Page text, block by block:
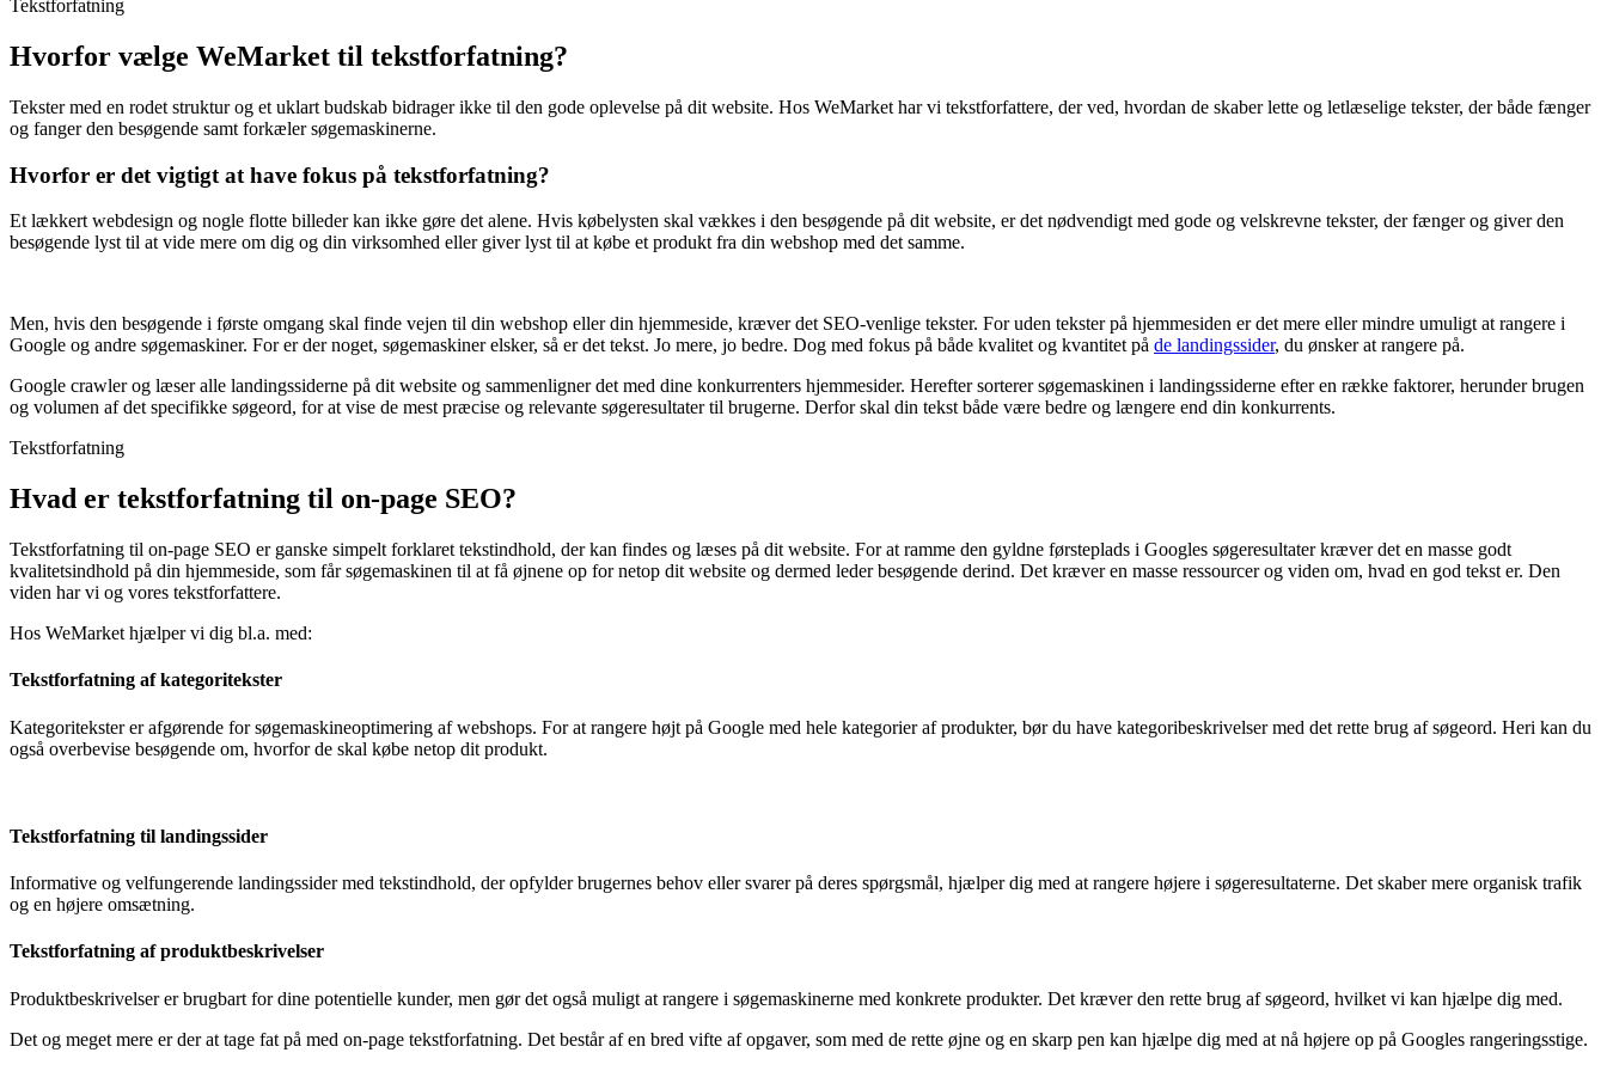
Tekstforfatning
Hvorfor vælge WeMarket til tekstforfatning?
Tekster med en rodet struktur og et uklart budskab bidrager ikke til den gode oplevelse på dit website. Hos WeMarket har vi tekstforfattere, der ved, hvordan de skaber lette og letlæselige tekster, der både fænger
og fanger den besøgende samt forkæler søgemaskinerne.
Hvorfor er det vigtigt at have fokus på tekstforfatning?
Et lækkert webdesign og nogle flotte billeder kan ikke gøre det alene. Hvis købelysten skal vækkes i den besøgende på dit website, er det nødvendigt med gode og velskrevne tekster, der fænger og giver den
besøgende lyst til at vide mere om dig og din virksomhed eller giver lyst til at købe et produkt fra din webshop med det samme.
Men, hvis den besøgende i første omgang skal finde vejen til din webshop eller din hjemmeside, kræver det SEO-venlige tekster. For uden tekster på hjemmesiden er det mere eller mindre umuligt at rangere i
Google og andre søgemaskiner. For er der noget, søgemaskiner elsker, så er det tekst. Jo mere, jo bedre. Dog med fokus på både kvalitet og kvantitet på de landingssider, du ønsker at rangere på.
Google crawler og læser alle landingssiderne på dit website og sammenligner det med dine konkurrenters hjemmesider. Herefter sorterer søgemaskinen i landingssiderne efter en række faktorer, herunder brugen
og volumen af det specifikke søgeord, for at vise de mest præcise og relevante søgeresultater til brugerne. Derfor skal din tekst både være bedre og længere end din konkurrents.
Tekstforfatning
​Hvad er tekstforfatning til on-page SEO?
Tekstforfatning til on-page SEO er ganske simpelt forklaret tekstindhold, der kan findes og læses på dit website. For at ramme den gyldne førsteplads i Googles søgeresultater kræver det en masse godt
kvalitetsindhold på din hjemmeside, som får søgemaskinen til at få øjnene op for netop dit website og dermed leder besøgende derind. Det kræver en masse ressourcer og viden om, hvad en god tekst er. Den
viden har vi og vores tekstforfattere.
Hos WeMarket hjælper vi dig bl.a. med:
Tekstforfatning af kategoritekster
Kategoritekster er afgørende for søgemaskineoptimering af webshops. For at rangere højt på Google med hele kategorier af produkter, bør du have kategoribeskrivelser med det rette brug af søgeord. Heri kan du
også overbevise besøgende om, hvorfor de skal købe netop dit produkt.
Tekstforfatning til landingssider
Informative og velfungerende landingssider med tekstindhold, der opfylder brugernes behov eller svarer på deres spørgsmål, hjælper dig med at rangere højere i søgeresultaterne. Det skaber mere organisk trafik
og en højere omsætning.
Tekstforfatning af produktbeskrivelser
Produktbeskrivelser er brugbart for dine potentielle kunder, men gør det også muligt at rangere i søgemaskinerne med konkrete produkter. Det kræver den rette brug af søgeord, hvilket vi kan hjælpe dig med.
Det og meget mere er der at tage fat på med on-page tekstforfatning. Det består af en bred vifte af opgaver, som med de rette øjne og en skarp pen kan hjælpe dig med at nå højere op på Googles rangeringsstige.